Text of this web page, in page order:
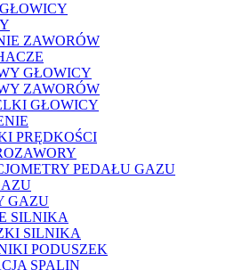
ZAWORÓW
GŁOWICY
ZAWORÓW
GŁOWICY
PRĘDKOŚCI
PEDAŁU GAZU
GAZU
SILNIKA
SILNIKA
PODUSZEK
SPALIN